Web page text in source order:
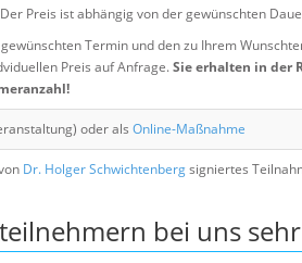
Der Preis ist abhängig von der gewünschten
Termin und den zu Ihrem
Preis auf Anfrage.Sie erhalten in der
oder als Online-Maßnahme
Dr. Holger Schwichtenbergsigniertes
bei uns